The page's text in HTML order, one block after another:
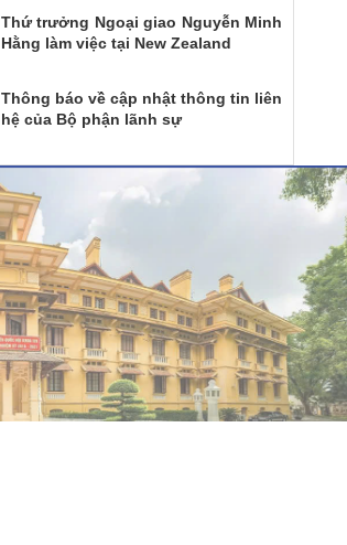
Thứ trưởng Ngoại giao Nguyễn Minh
Hằng làm việc tại New Zealand
Thông báo về cập nhật thông tin liên
hệ của Bộ phận lãnh sự